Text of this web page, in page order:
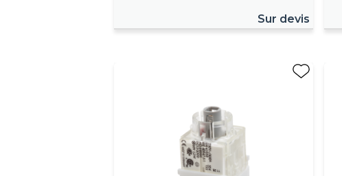
Sur devis